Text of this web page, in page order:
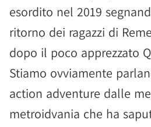
esordito nel 2019
ritorno dei ragazzi di
dopo il poco apprezzato
Stiamo ovviamente
action adventure dalle
metroidvania che ha